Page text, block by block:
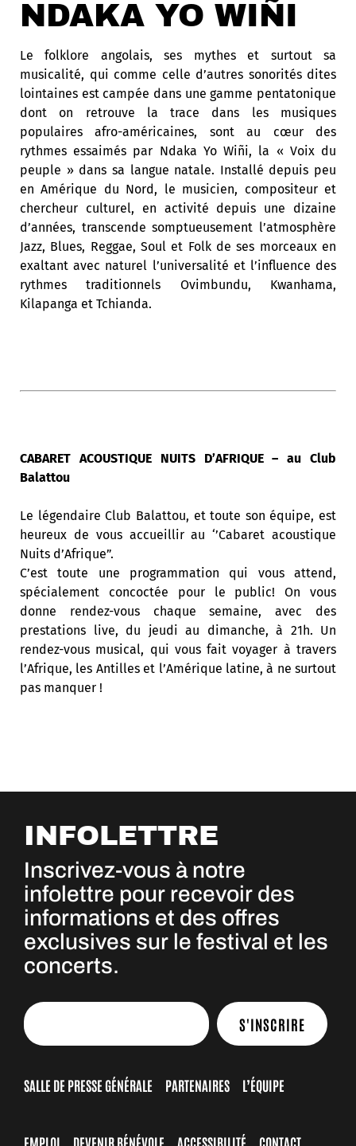
NDAKA YO WIÑI
Le folklore angolais, ses mythes et surtout sa
musicalité, qui comme celle d’autres sonorités dites
lointaines est campée dans une gamme pentatonique
dont on retrouve la trace dans les musiques
populaires afro-américaines, sont au cœur des
rythmes essaimés par Ndaka Yo Wiñi, la « Voix du
peuple » dans sa langue natale. Installé depuis peu
en Amérique du Nord, le musicien, compositeur et
chercheur culturel, en activité depuis une dizaine
d’années, transcende somptueusement l’atmosphère
Jazz, Blues, Reggae, Soul et Folk de ses morceaux en
exaltant avec naturel l’universalité et l’influence des
rythmes traditionnels Ovimbundu, Kwanhama,
Kilapanga et Tchianda.
CABARET ACOUSTIQUE NUITS D’AFRIQUE – au Club
Balattou
Le légendaire Club Balattou, et toute son équipe, est
heureux de vous accueillir au ‘’Cabaret acoustique
Nuits d’Afrique”.
C’est toute une programmation qui vous attend,
spécialement concoctée pour le public! On vous
donne rendez-vous chaque semaine, avec des
prestations live, du jeudi au dimanche, à 21h. Un
rendez-vous musical, qui vous fait voyager à travers
l’Afrique, les Antilles et l’Amérique latine, à ne surtout
pas manquer !
INFOLETTRE
Inscrivez-vous à notre
infolettre pour recevoir des
informations et des offres
exclusives sur le festival et les
concerts.
S'INSCRIRE
SALLE DE PRESSE GÉNÉRALE PARTENAIRES L’ÉQUIPE
EMPLOI DEVENIR BÉNÉVOLE ACCESSIBILITÉ CONTACT